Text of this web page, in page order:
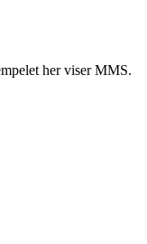
her viser MMS.